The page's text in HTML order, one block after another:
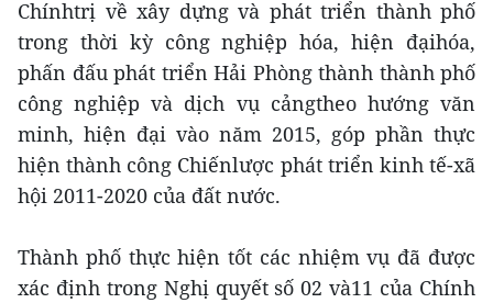
Chínhtrị về xây dựng và phát triển thành phố
trong thời kỳ công nghiệp hóa, hiện đạihóa,
phấn đấu phát triển Hải Phòng thành thành phố
công nghiệp và dịch vụ cảngtheo hướng văn
minh, hiện đại vào năm 2015, góp phần thực
hiện thành công Chiếnlược phát triển kinh tế-xã
hội 2011-2020 của đất nước.
Thành phố thực hiện tốt các nhiệm vụ đã được
xác định trong Nghị quyết số 02 và11 của Chính